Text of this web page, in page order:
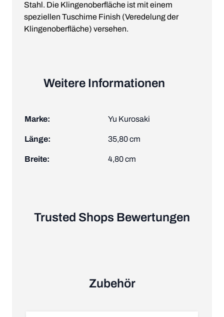
Stahl. Die Klingenoberfläche ist mit einem
speziellen Tuschime Finish (Veredelung der
Klingenoberfläche) versehen.
Weitere Informationen
Marke: Yu Kurosaki
Länge: 35,80 cm
Breite: 4,80 cm
Trusted Shops Bewertungen
Zubehör